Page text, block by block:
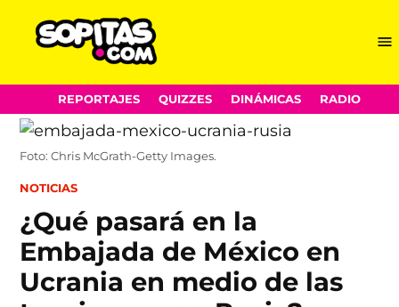
Skip
to
content
REPORTAJES QUIZZES DINÁMICAS RADIO
Foto: Chris McGrath-Getty Images.
POSTED
NOTICIAS
¿Qué pasará en la
Embajada de México en
Ucrania en medio de las